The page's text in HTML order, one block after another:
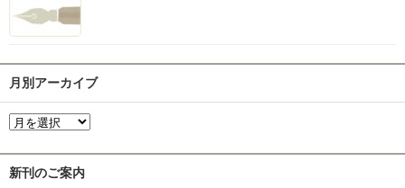
月別アーカイブ
新刊のご案内